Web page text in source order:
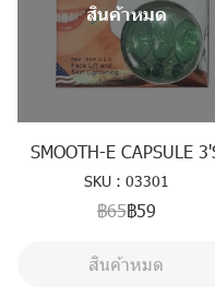
สินค้าหมด
SMOOTH-E CAPSULE
SKU : 03301
฿65฿59
สินค้าหมด